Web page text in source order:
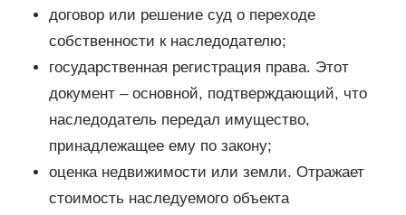
договор или решение суд о переходе
собственности к наследодателю;
государственная регистрация права. Этот
документ – основной, подтверждающий, что
наследодатель передал имущество,
принадлежащее ему по закону;
оценка недвижимости или земли. Отражает
стоимость наследуемого объекта